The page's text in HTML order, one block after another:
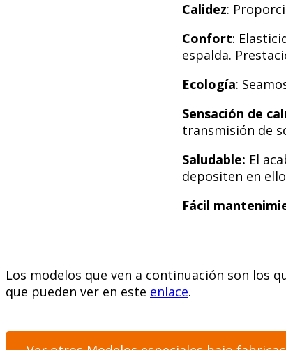
Calidez:
Confort:
espalda.
Ecología:
Sensación de
transmisión de
Saludable: El
depositen en
Fácil
Los modelos que ven a continuación son los
que pueden ver en este enlace.